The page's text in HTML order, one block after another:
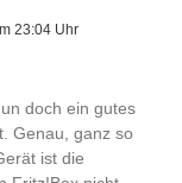
23:04 Uhr
doch ein gutes
Genau, ganz so
ist die